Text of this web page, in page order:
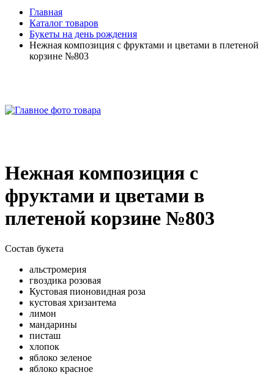
Главная
Каталог товаров
Букеты на день рождения
Нежная композиция с фруктами и цветами в плетеной
корзине №803
Нежная композиция с
фруктами и цветами в
плетеной корзине №803
Состав букета
альстромерия
гвоздика розовая
Кустовая пионовидная роза
кустовая хризантема
лимон
мандарины
писташ
хлопок
яблоко зеленое
яблоко красное